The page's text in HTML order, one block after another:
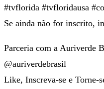
#tvflorida #tvfloridausa
Se ainda não for inscrito,
Parceria com a Auriverde
@auriverdebrasil
Like, Inscreva-se e Torne-